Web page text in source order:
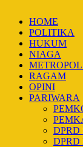
HOME
POLITIKA
HUKUM
NIAGA
RAGAM
OPINI
PARIWARA
DPRD